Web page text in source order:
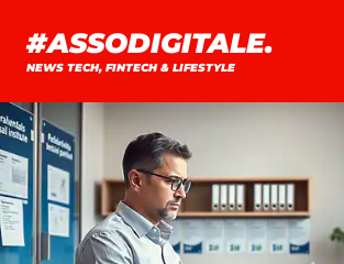
contenuto
#ASSODIGITALE.
NEWS TECH, FINTECH & LIFESTYLE